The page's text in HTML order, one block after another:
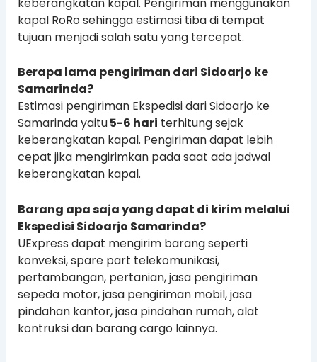
kapal RoRo sehingga estimasi tiba di tempat
tujuan menjadi salah satu yang tercepat.
Berapa lama pengiriman dari Sidoarjo ke
Samarinda?
Estimasi pengiriman Ekspedisi dari Sidoarjo ke
Samarinda yaitu5-6 hari terhitung sejak
keberangkatan kapal. Pengiriman dapat lebih
cepat jika mengirimkan pada saat ada jadwal
keberangkatan kapal.
Barang apa saja yang dapat di kirim melalui
Ekspedisi Sidoarjo Samarinda?
UExpress dapat mengirim barang seperti
konveksi, spare part telekomunikasi,
pertambangan, pertanian, jasa pengiriman
sepeda motor, jasa pengiriman mobil, jasa
pindahan kantor, jasa pindahan rumah, alat
kontruksi dan barang cargo lainnya.